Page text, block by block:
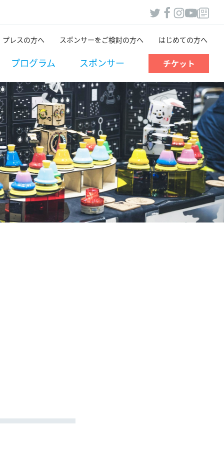
プレスの方へ スポンサーをご検討の方へ はじめての方へ
プログラム スポンサー チケット